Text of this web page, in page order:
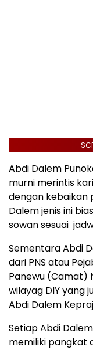
Abdi Dalem
murni merintis
dengan kebaikan
Dalem jenis ini
sowan sesuai
Sementara Abdi
dari PNS atau
Panewu (Camat)
wilayag DIY yang
Abdi Dalem
Setiap Abdi
memiliki pangkat